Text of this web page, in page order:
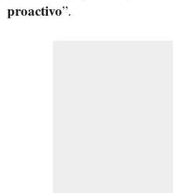
proactivo”.